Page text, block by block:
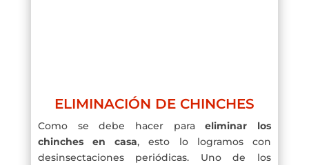
ELIMINACIÓN DE CHINCHES
Como se debe hacer paraeliminar los
chinches en casa, esto lo logramos con
desinsectaciones periódicas. Uno de los